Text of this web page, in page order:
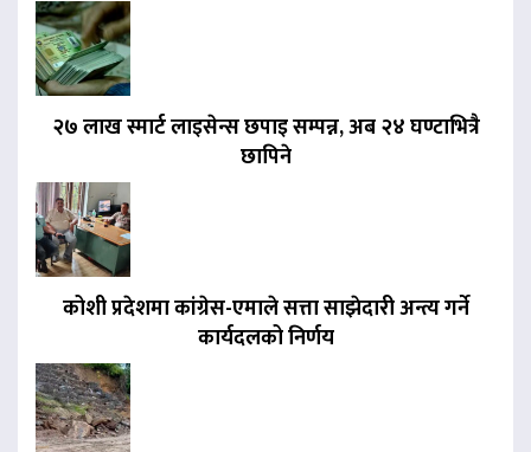
२७ लाख स्मार्ट लाइसेन्स छपाइ सम्पन्न, अब २४ घण्टाभित्रै
छापिने
कोशी प्रदेशमा कांग्रेस-एमाले सत्ता साझेदारी अन्त्य गर्ने
कार्यदलको निर्णय